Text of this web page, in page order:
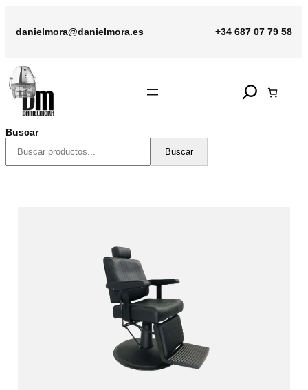
contenido
danielmora@danielmora.es +34 687 07 79 58
Search
Buscar
Buscar